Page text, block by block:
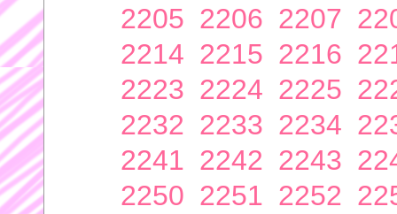
2205 2206 2207
2214 2215 2216
2223 2224 2225
2232 2233 2234
2241 2242 2243
2250 2251 2252